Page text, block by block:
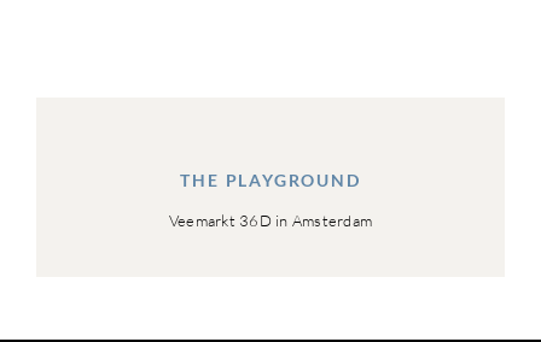
THE PLAYGROUND
Veemarkt 36D in Amsterdam